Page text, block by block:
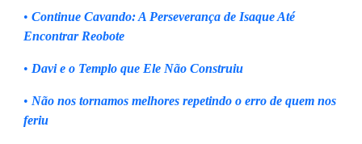
• Continue Cavando: A Perseverança de Isaque Até
Encontrar Reobote
• Davi e o Templo que Ele Não Construiu
• Não nos tornamos melhores repetindo o erro de quem nos
feriu